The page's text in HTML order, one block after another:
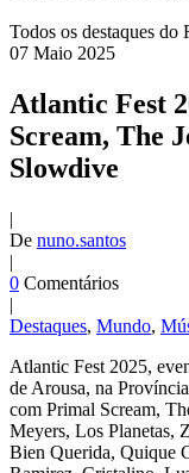
Todos os destaques do
07 Maio 2025
Atlantic Fest
Scream, The
Slowdive
|
De nuno.santos
|
0 Comentários
|
Destaques, Mundo,
Atlantic Fest 2025,
de Arousa, na
com Primal Scream,
Meyers, Los Planetas,
Bien Querida, Quique